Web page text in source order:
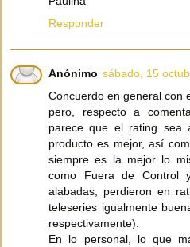
Responder
Anónimo sábado, 15
Concuerdo en general con
pero, respecto a
parece que el rating sea
producto es mejor, así
siempre es la mejor lo
como Fuera de Control
alabadas, perdieron en
teleseries igualmente
respectivamente).
En lo personal, lo que